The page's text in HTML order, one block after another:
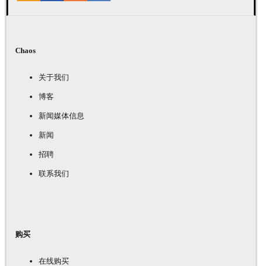
Chaos
关于我们
博客
新闻媒体信息
新闻
招聘
联系我们
购买
在线购买